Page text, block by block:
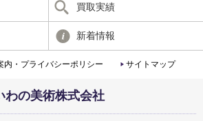
買取実績
新着情報
内・プライバシーポリシー サイトマップ
わの美術株式会社